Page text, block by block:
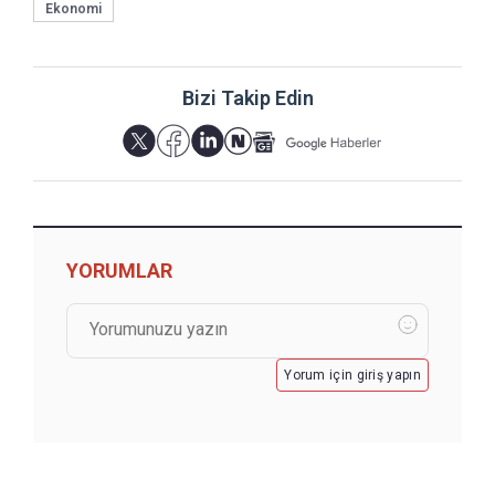
Ekonomi
Bizi Takip Edin
YORUMLAR
Yorum için giriş yapın